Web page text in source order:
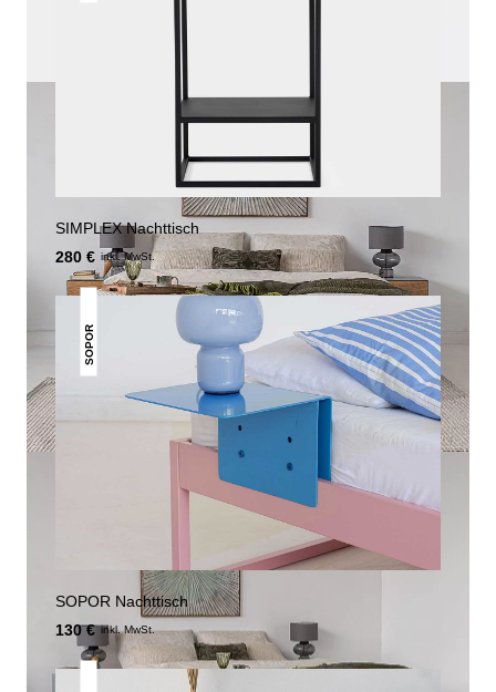
SIMPLEX Nachttisch
280 € inkl. MwSt.
SOPOR
SOPOR Nachttisch
130 € inkl. MwSt.